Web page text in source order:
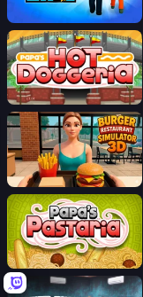
Prison Life
Papa's Hot Doggeria
Burger Restaurant Simulator 3D
Papa's Pastaria